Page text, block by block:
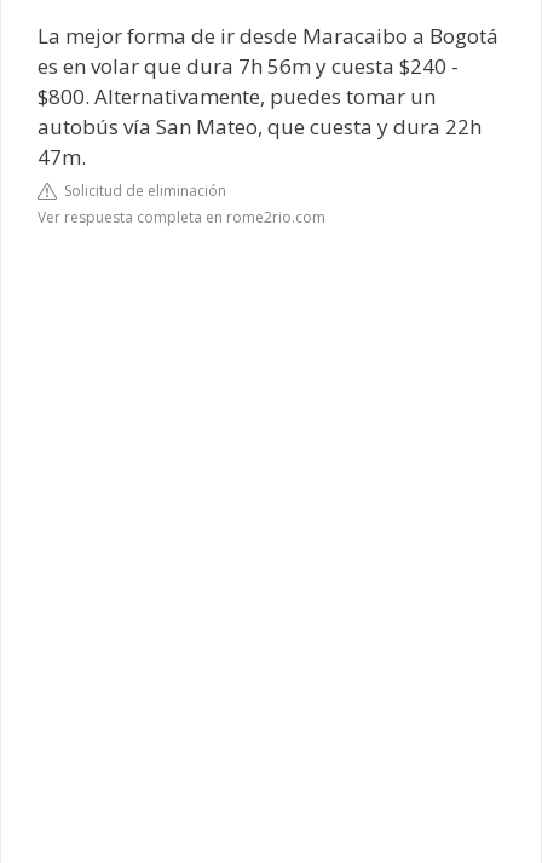
La mejor forma de ir desde Maracaibo a Bogotá
es en volar que dura 7h 56m y cuesta $240 -
$800. Alternativamente, puedes tomar un
autobús vía San Mateo, que cuesta y dura 22h
47m.
Solicitud de eliminación
Ver respuesta completa en rome2rio.com